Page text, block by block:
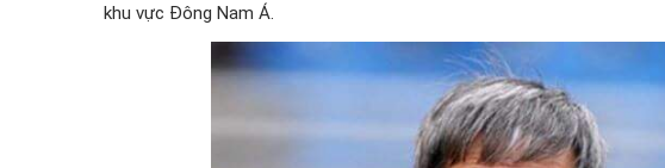
khu vực Đông Nam Á.